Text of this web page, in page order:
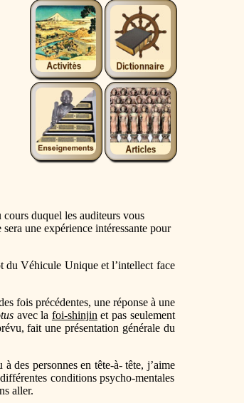
duquel les auditeurs vous
une expérience intéressante pour
du Véhicule Unique et l’intellect face
fois précédentes, une réponse à une
avec la foi-shinjin et pas seulement
fait une présentation générale du
à des personnes en tête-à- tête, j’aime
conditions psycho-mentales
aller.